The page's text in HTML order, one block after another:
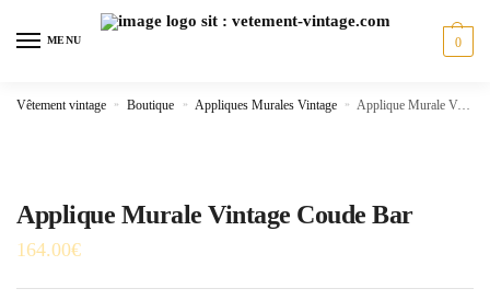
MENU 0
Vêtement vintage » Boutique » Appliques Murales Vintage » Applique Murale Vintage Coude Bar
Applique Murale Vintage Coude Bar
164.00€